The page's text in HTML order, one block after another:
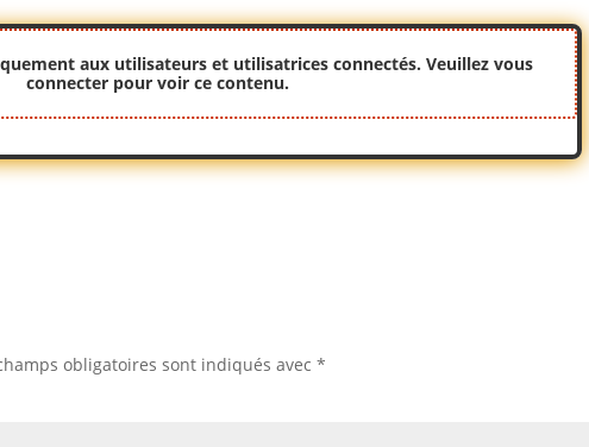
aux utilisateurs et utilisatrices connectés. Veuillezvous
connecterpour voir ce contenu.
obligatoires sont indiqués avec *